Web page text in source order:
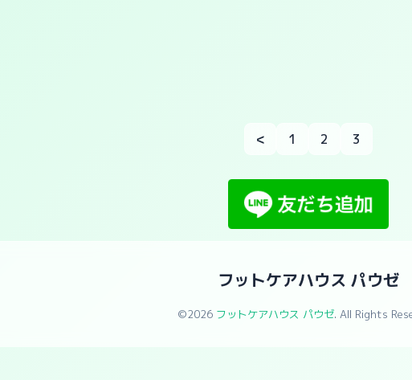
< 1 2 3
フットケアハウス パウゼ
©2026 フットケアハウス パウゼ. All Rights